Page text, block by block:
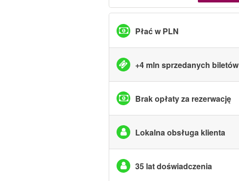
Płać w PLN
+4 mln sprzedanych biletów
Brak opłaty za rezerwację
Lokalna obsługa klienta
35 lat doświadczenia